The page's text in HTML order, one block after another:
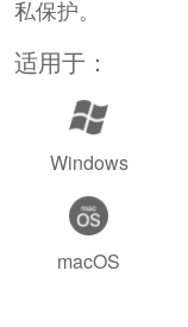
私保护。
适用于：
Windows
macOS